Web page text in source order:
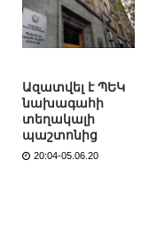
Ազատվել է ՊԵԿ
նախագահի
տեղակալի
պաշտոնից
20:04-05.06.20